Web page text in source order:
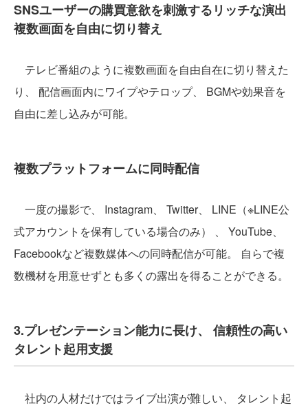
SNSユーザーの購買意欲を刺激するリッチな演出
複数画面を自由に切り替え
テレビ番組のように複数画面を自由自在に切り替えた
り、 配信画面内にワイプやテロップ、 BGMや効果音を
自由に差し込みが可能。
複数プラットフォームに同時配信
一度の撮影で、 Instagram、 Twitter、 LINE（※LINE公
式アカウントを保有している場合のみ） 、 YouTube、
Facebookなど複数媒体への同時配信が可能。 自らで複
数機材を用意せずとも多くの露出を得ることができる。
3.プレゼンテーション能力に長け、 信頼性の高い
タレント起用支援
社内の人材だけではライブ出演が難しい、 タレント起